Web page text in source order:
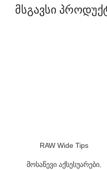
მსგავსი
RAW Wide Tips
მოსაწევი აქსესუარები,